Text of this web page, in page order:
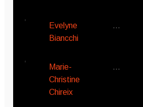
Evelyne
Biancchi
…
Marie-
Christine
Chireix
…